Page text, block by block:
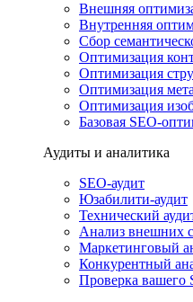
Внешняя
Внутренняя
Сбор
Оптимизация
Оптимизация
Оптимизация
Оптимизация
Базовая SEO-
Аудиты и аналитика
SEO-аудит
Юзабилити-аудит
Технический
Анализ внешних
Маркетинговый
Конкурентный
Проверка вашего